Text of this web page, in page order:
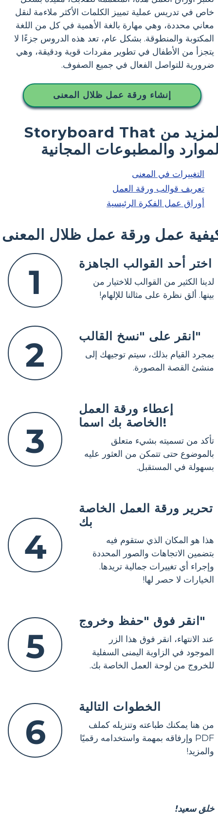
خاص في تدريس عملية تمييز الكلمات الأكثر ملاءمة لنقل
معاني محددة، وهي مهارة بالغة الأهمية في كل من اللغة
المكتوبة والمنطوقة. بشكل عام، تعد هذه الدروس جزءًا لا
يتجزأ من الأطفال في تطوير مفردات قوية ودقيقة، وهي
ضرورية للتواصل الفعال في جميع الصفوف.
إنشاء ورقة عمل ظلال المعنى
المزيد من Storyboard That
والمطبوعات المجانية
التغييرات في المعنى
تعريف قوالب ورقة العمل
أوراق عمل الفكرة الرئيسية
عمل ورقة عمل ظلال المعنى
1 اختر أحد القوالب الجاهزة
لدينا الكثير من القوالب للاختيار من
بينها. ألق نظرة على مثالنا للإلهام!
2 انقر على "نسخ القالب"
بمجرد القيام بذلك، سيتم توجيهك إلى
منشئ القصة المصورة.
3
إعطاء ورقة العمل
الخاصة بك اسما!
تأكد من تسميته بشيء متعلق
بالموضوع حتى تتمكن من العثور عليه
بسهولة في المستقبل.
4
تحرير ورقة العمل الخاصة
بك
هذا هو المكان الذي ستقوم فيه
بتضمين الاتجاهات والصور المحددة
وإجراء أي تغييرات جمالية تريدها.
الخيارات لا حصر لها!
5
انقر فوق "حفظ وخروج"
عند الانتهاء، انقر فوق هذا الزر
الموجود في الزاوية اليمنى السفلية
للخروج من لوحة العمل الخاصة بك.
6
الخطوات التالية
من هنا يمكنك طباعته وتنزيله كملف
PDF وإرفاقه بمهمة واستخدامه رقميًا
والمزيد!
خلق سعيد!